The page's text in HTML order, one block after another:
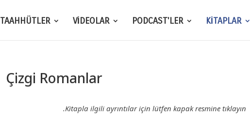
KİTAPLAR
PODCAST'LER
VİDEOLAR
TAAHHÜTLER
Çizgi Romanlar
Kitapla ilgili ayrıntılar için lütfen kapak resmine tıklayın.